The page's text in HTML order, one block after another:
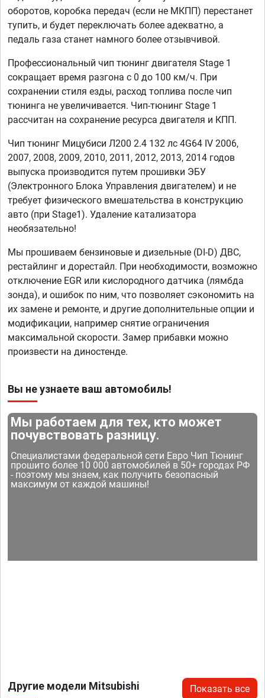
оборотов, коробка передач (если не МКПП) перестанет
тупить, и будет переключать более адекватно, а
педаль газа станет намного более отзывчивой.
Профессиональный чип тюнинг двигателя Stage 1
сокращает время разгона с 0 до 100 км/ч. При
сохранении стиля езды, расход топлива после чип
тюнинга не увеличивается. Чип-тюнинг Stage 1
рассчитан на сохранение ресурса двигателя и КПП.
Чип тюнинг Мицубиси Л200 2.4 132 лс 4G64 IV 2006,
2007, 2008, 2009, 2010, 2011, 2012, 2013, 2014 годов
выпуска производится путем прошивки ЭБУ
(Электронного Блока Управления двигателем) и не
требует физического вмешательства в конструкцию
авто (при Stage1). Удаление катализатора
необязательно!
Мы прошиваем бензиновые и дизельные (DI-D) ДВС,
рестайлинг и дорестайл. При необходимости, возможно
отключение EGR или кислородного датчика (лямбда
зонда), и ошибок по ним, что позволяет сэкономить на
их замене и ремонте, и другие дополнительные опции и
модификации, например снятие ограничения
максимальной скорости. Замер прибавки можно
произвести на диностенде.
Вы не узнаете ваш автомобиль!
Мы работаем для тех, кто может
почувствовать разницу.
Специалистами федеральной сети Евро Чип Тюнинг
прошито более 10 000 автомобилей в 50+ городах РФ
- поэтому мы знаем, как получить безопасный
максимум от каждой машины!
Другие модели Mitsubishi Показать все